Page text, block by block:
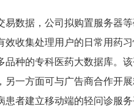
据，公司拟购置服务器等
效收集处理用户的日常用药
品种的专科医药大数据库。
另一方面可与广告商合作开
患者建立移动端的轻问诊服